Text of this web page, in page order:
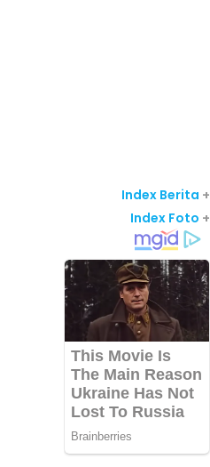
Index Berita +
Index Foto +